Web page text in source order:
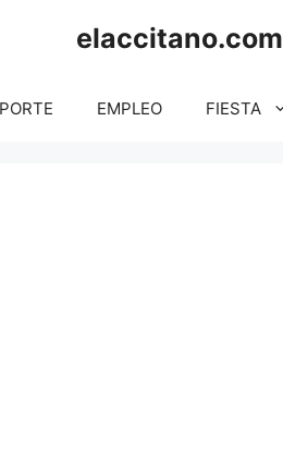
elaccitano.com
EMPLEO FIESTA